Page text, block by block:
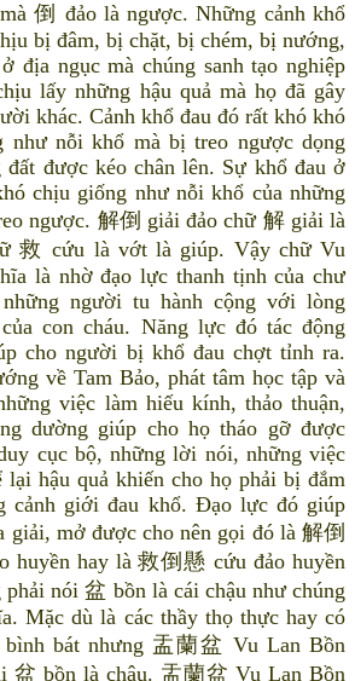
倒 đảo là ngược. Những cảnh khổ
bị đâm, bị chặt, bị chém, bị nướng,
địa ngục mà chúng sanh tạo nghiệp
lấy những hậu quả mà họ đã gây
khác. Cảnh khổ đau đó rất khó khó
như nỗi khổ mà bị treo ngược dọng
đất được kéo chân lên. Sự khổ đau ở
chịu giống như nỗi khổ của những
ngược. 解倒 giải đảo chữ 解 giải là
救 cứu là vớt là giúp. Vậy chữ Vu
là nhờ đạo lực thanh tịnh của chư
người tu hành cộng với lòng
con cháu. Năng lực đó tác động
cho người bị khổ đau chợt tỉnh ra.
về Tam Bảo, phát tâm học tập và
việc làm hiếu kính, thảo thuận,
dường giúp cho họ tháo gỡ được
cục bộ, những lời nói, những việc
lại hậu quả khiến cho họ phải bị đắm
cảnh giới đau khổ. Đạo lực đó giúp
giải, mở được cho nên gọi đó là 解倒
huyền hay là 救倒懸 cứu đảo huyền
phải nói 盆 bồn là cái chậu như chúng
Mặc dù là các thầy thọ thực hay có
bình bát nhưng 盂蘭盆 Vu Lan Bồn
盆 bồn là chậu. 盂蘭盆 Vu Lan Bồn